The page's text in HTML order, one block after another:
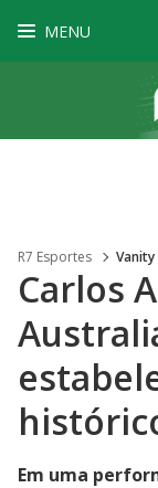
MENU
R7 Esportes Vanity
Carlos
Em uma